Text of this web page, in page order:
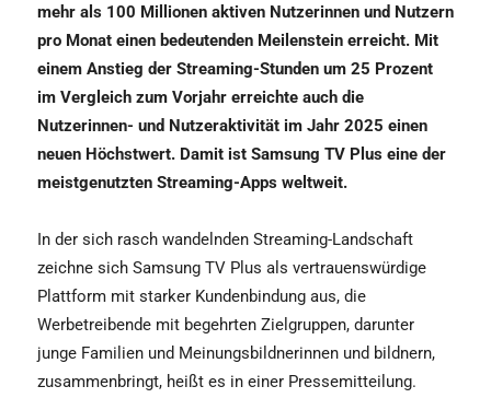
mehr als 100 Millionen aktiven Nutzerinnen und Nutzern
pro Monat einen bedeutenden Meilenstein erreicht. Mit
einem Anstieg der Streaming-Stunden um 25 Prozent
im Vergleich zum Vorjahr erreichte auch die
Nutzerinnen- und Nutzeraktivität im Jahr 2025 einen
neuen Höchstwert. Damit ist Samsung TV Plus eine der
meistgenutzten Streaming-Apps weltweit.
In der sich rasch wandelnden Streaming-Landschaft
zeichne sich Samsung TV Plus als vertrauenswürdige
Plattform mit starker Kundenbindung aus, die
Werbetreibende mit begehrten Zielgruppen, darunter
junge Familien und Meinungsbildnerinnen und bildnern,
zusammenbringt, heißt es in einer Pressemitteilung.